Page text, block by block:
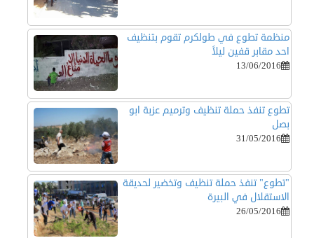
منظمة تطوع في طولكرم تقوم بتنظيف
احد مقابر قفين ليلاً
13/06/2016
تطوع تنفذ حملة تنظيف وترميم عزبة ابو
بصل
31/05/2016
"تطوع" تنفذ حملة تنظيف وتخضير لحديقة
الاستقلال في البيرة
26/05/2016